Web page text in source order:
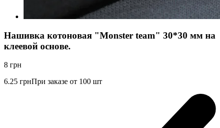
Нашивка котоновая "Monster team" 30*30 мм на
клеевой основе.
8 грн
6.25 грнПри заказе от 100 шт